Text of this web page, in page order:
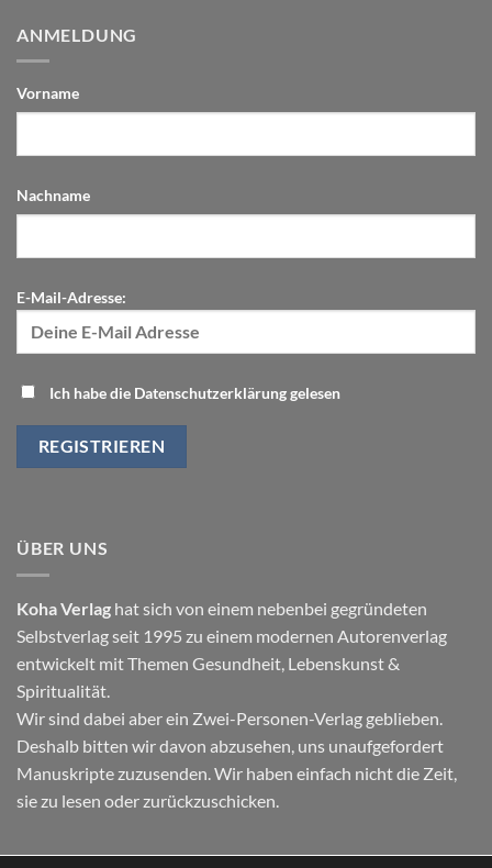
ANMELDUNG
Vorname
Nachname
E-Mail-Adresse:
Ich habe die Datenschutzerklärung gelesen
ÜBER UNS
Koha Verlag hat sich von einem nebenbei gegründeten
Selbstverlag seit 1995 zu einem modernen Autorenverlag
entwickelt mit Themen Gesundheit, Lebenskunst&
Spiritualität.
Wir sind dabei aber ein Zwei-Personen-Verlag geblieben.
Deshalb bitten wir davon abzusehen, uns unaufgefordert
Manuskripte zuzusenden. Wir haben einfach nicht die Zeit,
sie zu lesen oder zurückzuschicken.